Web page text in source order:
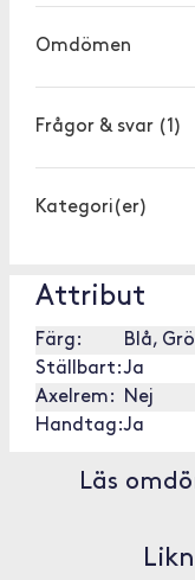
Omdömen
Frågor & svar (1)
Kategori(er)
Attribut
Färg:
Blå,
Ställbart:Ja
Axelrem:
Nej
Handtag:Ja
Läs